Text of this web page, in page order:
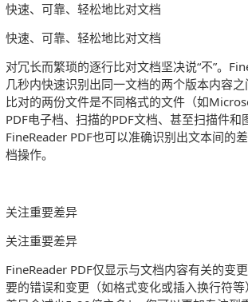
快速、可靠、轻松地比对文档
快速、可靠、轻松地比对文档
对冗长而繁琐的逐行比对文档坚决说“不”。
几秒内快速识别出同一文档的两个版本内容
比对的两份文件是不同格式的文件（如
PDF电子档、扫描的PDF文档、甚至扫描件和
FineReader PDF也可以准确识别出文本间的
档操作。
关注重要差异
关注重要差异
FineReader PDF仅显示与文档内容有关的变
要的错误和变更（如格式变化或插入换行符